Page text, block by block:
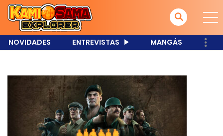
NOVIDADES ENTREVISTAS MANGÁS